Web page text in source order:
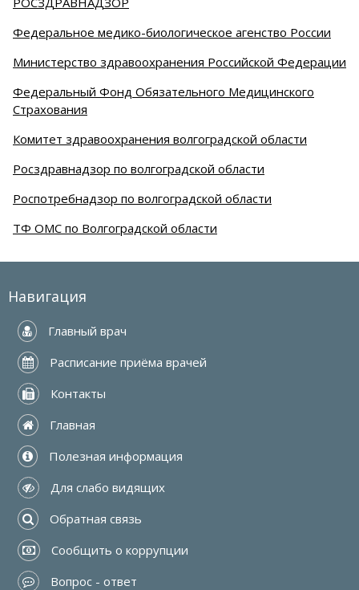
Федеральное медико-биологическое агенство России
Министерство здравоохранения Российской Федерации
Федеральный Фонд Обязательного Медицинского
Страхования
Комитет здравоохранения волгоградской области
Росздравнадзор по волгоградской области
Роспотребнадзор по волгоградской области
ТФ ОМС по Волгоградской области
Навигация
Главный врач
Расписание приёма врачей
Контакты
Главная
Полезная информация
Для слабо видящих
Обратная связь
Сообщить о коррупции
Вопрос - ответ